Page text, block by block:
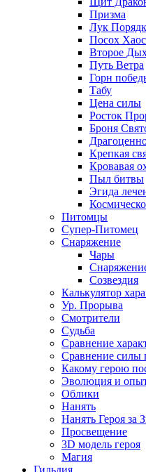
Призма
Лук
Посох
Второе
Путь Ветра
Горн
Табу
Цена силы
Росток
Броня
Крепкая
Кровавая
Пыл битвы
Эгида
Питомцы
Супер-Питомец
Снаряжение
Чары
Созвездия
Калькулятор
Ур. Прорыва
Смотрители
Судьба
Сравнение
Сравнение силы
Какому герою
Эволюция и
Облики
Нанять
Нанять Героя за
Просвещение
3D модель героя
Магия